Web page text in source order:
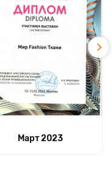
Март 2023